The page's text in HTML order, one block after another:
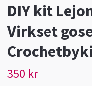
DIY kit
Virkset
350 kr